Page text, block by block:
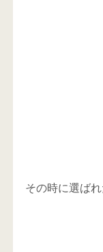
その時に選ばれ